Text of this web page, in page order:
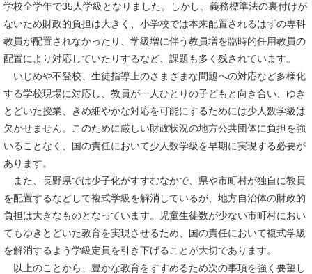
学校全学年で35人学級となりました。しかし、義務標準法の裏付けが
ないため財政的負担は大きく、小学校では本来配置されるはずの専科
教員が配置されなかったり、学級増に伴う教員増を臨時的任用教員の
配置により対応していたりするなど、課題も多く残されています。
いじめや不登校、生徒指導上のさまざまな問題への対応など多様化
する学校現場に対応し、教員が一人ひとりの子どもと向き合い、ゆき
とどいた授業、きめ細やかな対応を可能にするためには少人数学級は
欠かせません。このために厳しい財政状況の地方公共団体に負担を強
いることなく、国の責任において少人数学級を早期に実現する必要が
あります。
また、長野県では少子化がすすむなかで、県や市町村が独自に教員
を配置するなどして複式学級を解消しているが、地方自治体の財政的
負担は大きなものとなっています。児童生徒数が少ない市町村におい
てもゆきとどいた教育を実現させるため、国の責任において複式学級
を解消するよう学級定員を引き下げることが大切であります。
以上のことから、豊かな教育をすすめるため次の事項を強く要望し